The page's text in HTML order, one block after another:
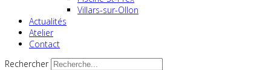
Villars-sur-Ollon
Actualités
Atelier
Contact
Rechercher